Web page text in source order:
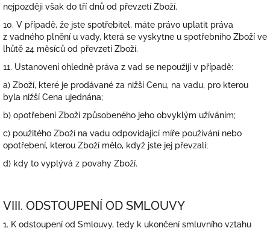
nejpozději však do tří dnů od převzetí Zboží.
10. V případě, že jste spotřebitel, máte právo uplatit práva
z vadného plnění u vady, která se vyskytne u spotřebního Zboží ve
lhůtě 24 měsíců od převzetí Zboží.
11. Ustanovení ohledně práva z vad se nepoužijí v případě:
a) Zboží, které je prodávané za nižší Cenu, na vadu, pro kterou
byla nižší Cena ujednána;
b) opotřebení Zboží způsobeného jeho obvyklým užíváním;
c) použitého Zboží na vadu odpovídající míře používání nebo
opotřebení, kterou Zboží mělo, když jste jej převzali;
d) kdy to vyplývá z povahy Zboží.
VIII. ODSTOUPENÍ OD SMLOUVY
1. K odstoupení od Smlouvy, tedy k ukončení smluvního vztahu